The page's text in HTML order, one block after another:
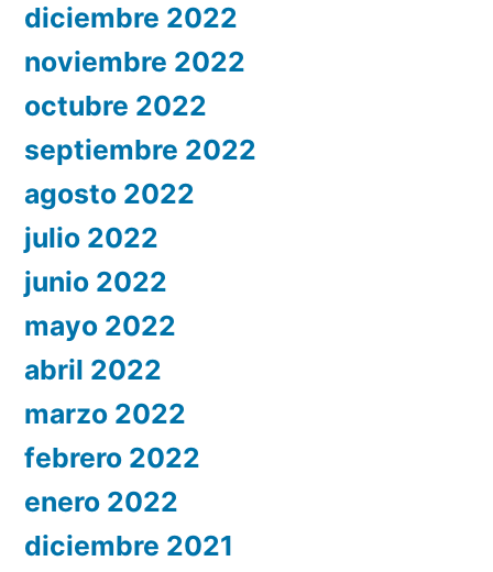
diciembre 2022
noviembre 2022
octubre 2022
septiembre 2022
agosto 2022
julio 2022
junio 2022
mayo 2022
abril 2022
marzo 2022
febrero 2022
enero 2022
diciembre 2021